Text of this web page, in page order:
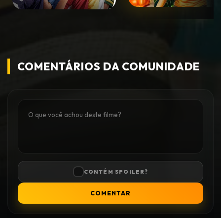
COMENTÁRIOS DA COMUNIDADE
CONTÉM SPOILER?
COMENTAR